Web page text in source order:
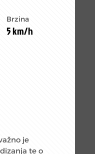
Brzina
5 km/h
je
te o